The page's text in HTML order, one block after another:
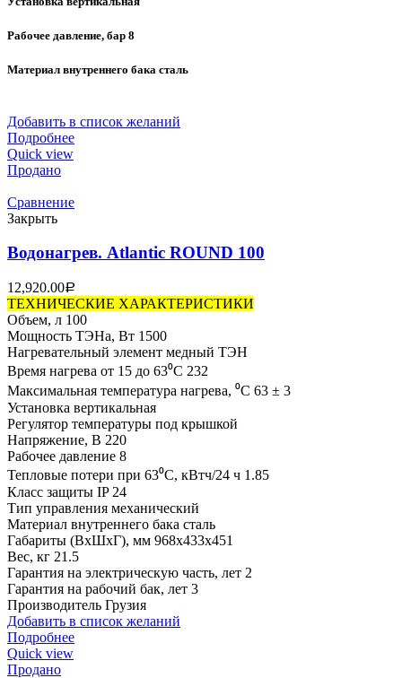
Рабочее давление, бар 8
Материал внутреннего бака сталь
Добавить в список желаний
Подробнее
Quick view
Продано
Сравнение
Закрыть
Водонагрев. Atlantic ROUND 100
12,920.00Р
ТЕХНИЧЕСКИЕ ХАРАКТЕРИСТИКИ
Объем, л 100
Мощность ТЭНа, Вт 1500
Нагревательный элемент медный ТЭН
Время нагрева от 15 до 63⁰С 232
Максимальная температура нагрева, ⁰С 63 ± 3
Установка вертикальная
Регулятор температуры под крышкой
Напряжение, В 220
Рабочее давление 8
Тепловые потери при 63⁰С, кВтч/24 ч 1.85
Класс защиты IP 24
Тип управления механический
Материал внутреннего бака сталь
Габариты (ВхШхГ), мм 968x433x451
Вес, кг 21.5
Гарантия на электрическую часть, лет 2
Гарантия на рабочий бак, лет 3
Производитель Грузия
Добавить в список желаний
Подробнее
Quick view
Продано